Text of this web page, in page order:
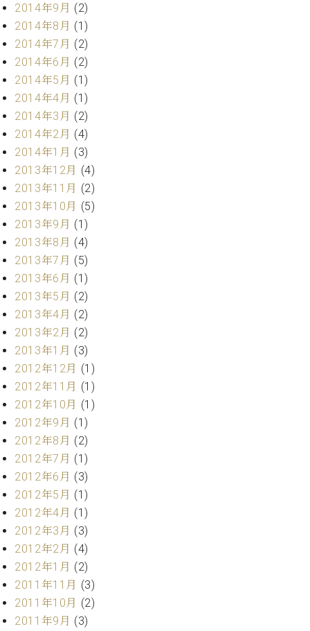
2014年9月 (2)
2014年8月 (1)
2014年7月 (2)
2014年6月 (2)
2014年5月 (1)
2014年4月 (1)
2014年3月 (2)
2014年2月 (4)
2014年1月 (3)
2013年12月 (4)
2013年11月 (2)
2013年10月 (5)
2013年9月 (1)
2013年8月 (4)
2013年7月 (5)
2013年6月 (1)
2013年5月 (2)
2013年4月 (2)
2013年2月 (2)
2013年1月 (3)
2012年12月 (1)
2012年11月 (1)
2012年10月 (1)
2012年9月 (1)
2012年8月 (2)
2012年7月 (1)
2012年6月 (3)
2012年5月 (1)
2012年4月 (1)
2012年3月 (3)
2012年2月 (4)
2012年1月 (2)
2011年11月 (3)
2011年10月 (2)
2011年9月 (3)